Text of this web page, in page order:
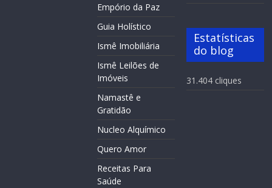
Empório da Paz
Guia Holístico
Ismê Imobiliária
Ismê Leilões de
Imóveis
Namastê e
Gratidão
Nucleo Alquímico
Quero Amor
Receitas Para
Saúde
Estatísticas
do blog
31.404 cliques